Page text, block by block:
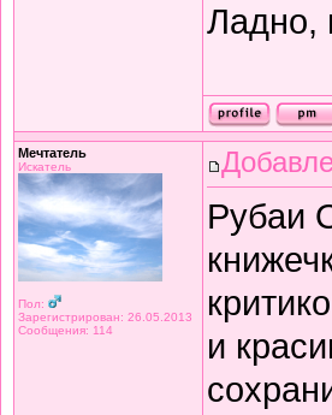
Ладно,
Мечтатель
Искатель
Пол:
Зарегистрирован: 26.05.2013
Сообщения: 114
Рубаи
и